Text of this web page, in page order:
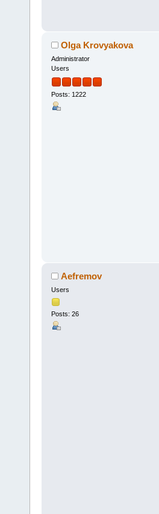
Olga Krovyakova
Administrator
Users
Posts: 1222
Aefremov
Users
Posts: 26